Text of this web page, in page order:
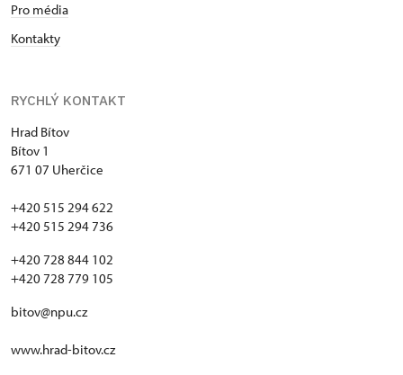
Pro média
Kontakty
RYCHLÝ KONTAKT
Hrad Bítov
Bítov 1
671 07 Uherčice
+420 515 294 622
+420 515 294 736
+420 728 844 102
+420 728 779 105
bitov@npu.cz
www.hrad-bitov.cz